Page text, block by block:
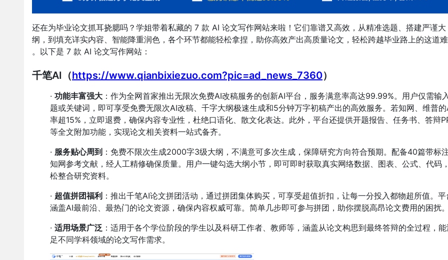
还在为毕业论文抓耳挠腮吗？学姐带着私藏的 7 款 AI 论文写作网站来啦！它们靠谱又高效，从精准选题、搭建严谨大
纲，到填充详实内容、智能降重润色，各个环节都能轻松拿捏，助你高效产出高质量论文，轻松跨越毕业路上的这道
。以下是 7 款 AI 论文写作网站：
千笔AI（https://www.qianbixiezuo.com?pic=ad_news_7360）
· 功能丰富强大 ：作为全网首家推出无限次免费AI改稿服务的创新AI平台，服务满意率高达99.99%。用户仅需输
题或关键词，即可享受免费无限次AI改稿、千字大纲极速生成和5分钟万字初稿产出的高效服务。若知网、维普
率超15%，立即退费，确保内容专业性，杜绝口语化、散文化表达。此外，平台还提供开题报告、任务书、答辩
等全文附加功能，实现论文相关资料一站式备齐。
· 服务贴心周到 ：免费不限次生成2000字3级大纲，不满意可多次生成，保障研究方向符合预期。配备40篇带标
知网参考文献，经人工精修确保质量。用户一键勾选大纲小节，即可即时获取真实网络数据、图表、公式、代码
松整合研究资料。
· 超值拼团福利 ：推出千笔AI论文拼团活动，通过拼团集体购买，可享受超值折扣，让每一分投入都物超所值。平
涵盖AI最前沿、最热门的论文资源，确保内容权威可靠。简单几步即可参与拼团，助你摆脱高昂论文费用的困扰
· 适用场景广泛 ：适用于各个学位阶段的学生以及科研工作者、教师等，涵盖从论文构思到最终答辩的全过程，
足不同学科领域的论文写作需求。